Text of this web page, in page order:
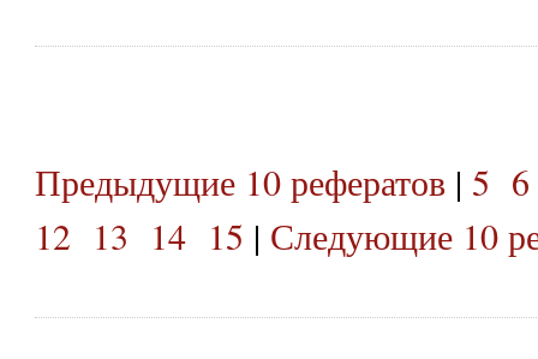
Предыдущие 10 рефератов | 5 6
12 13 14 15 | Следующие 10